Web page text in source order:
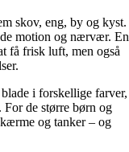
skov, eng, by og kyst.
motion og nærvær. En
få frisk luft, men også
i forskellige farver,
de større børn og
og tanker – og